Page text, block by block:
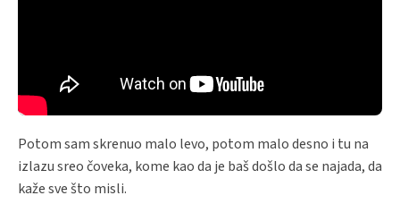
Potom sam skrenuo malo levo, potom malo desno i tu na
izlazu sreo čoveka, kome kao da je baš došlo da se najada, da
kaže sve što misli.